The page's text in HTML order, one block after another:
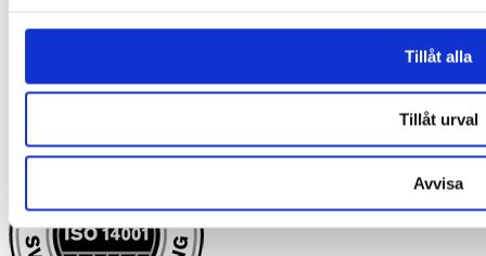
Tillåt alla
Tillåt urval
Avvisa